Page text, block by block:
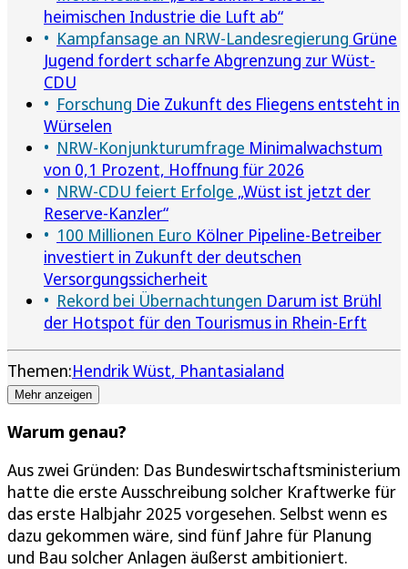
heimischen Industrie die Luft ab“
Kampfansage an NRW-Landesregierung Grüne
Jugend fordert scharfe Abgrenzung zur Wüst-
CDU
Forschung Die Zukunft des Fliegens entsteht in
Würselen
NRW-Konjunkturumfrage Minimalwachstum
von 0,1 Prozent, Hoffnung für 2026
NRW-CDU feiert Erfolge „Wüst ist jetzt der
Reserve-Kanzler“
100 Millionen Euro Kölner Pipeline-Betreiber
investiert in Zukunft der deutschen
Versorgungssicherheit
Rekord bei Übernachtungen Darum ist Brühl
der Hotspot für den Tourismus in Rhein-Erft
Themen:Hendrik Wüst Phantasialand
Mehr anzeigen
Warum genau?
Aus zwei Gründen: Das Bundeswirtschaftsministerium
hatte die erste Ausschreibung solcher Kraftwerke für
das erste Halbjahr 2025 vorgesehen. Selbst wenn es
dazu gekommen wäre, sind fünf Jahre für Planung
und Bau solcher Anlagen äußerst ambitioniert.